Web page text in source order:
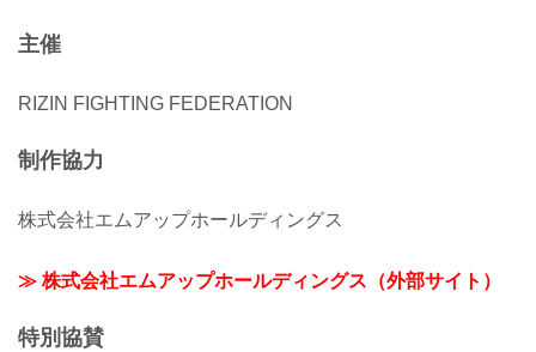
主催
RIZIN FIGHTING FEDERATION
制作協力
株式会社エムアップホールディングス
≫ 株式会社エムアップホールディングス（外部サイト）
特別協賛